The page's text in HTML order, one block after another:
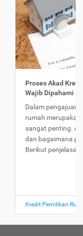
Proses Akad
Wajib Dipahami
Dalam pengajuan
rumah
sangat penting.
dan bagaimana
Berikut
Kredit Pemilikan